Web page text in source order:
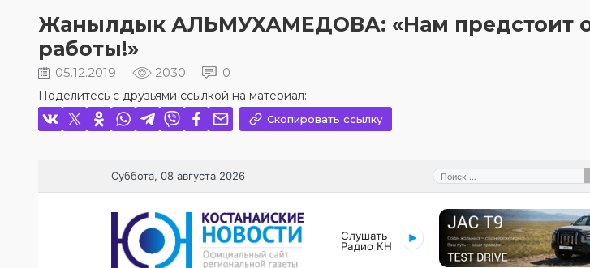
Жанылдык АЛЬМУХАМЕДОВА: «Нам предстоит
работы!»
05.12.2019 2030 0
Поделитесь с друзьями ссылкой на материал:
Скопировать ссылку